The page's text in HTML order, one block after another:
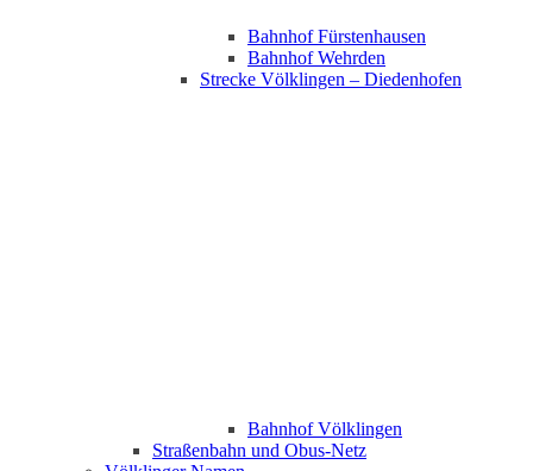
Bahnhof Fürstenhausen
Bahnhof Wehrden
Strecke Völklingen – Diedenhofen
Bahnhof Völklingen
Straßenbahn und Obus-Netz